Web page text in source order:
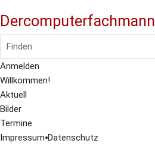
Dercomputerfachmann
Finden
Anmelden
Willkommen!
Aktuell
Bilder
Termine
Impressum⦁Datenschutz